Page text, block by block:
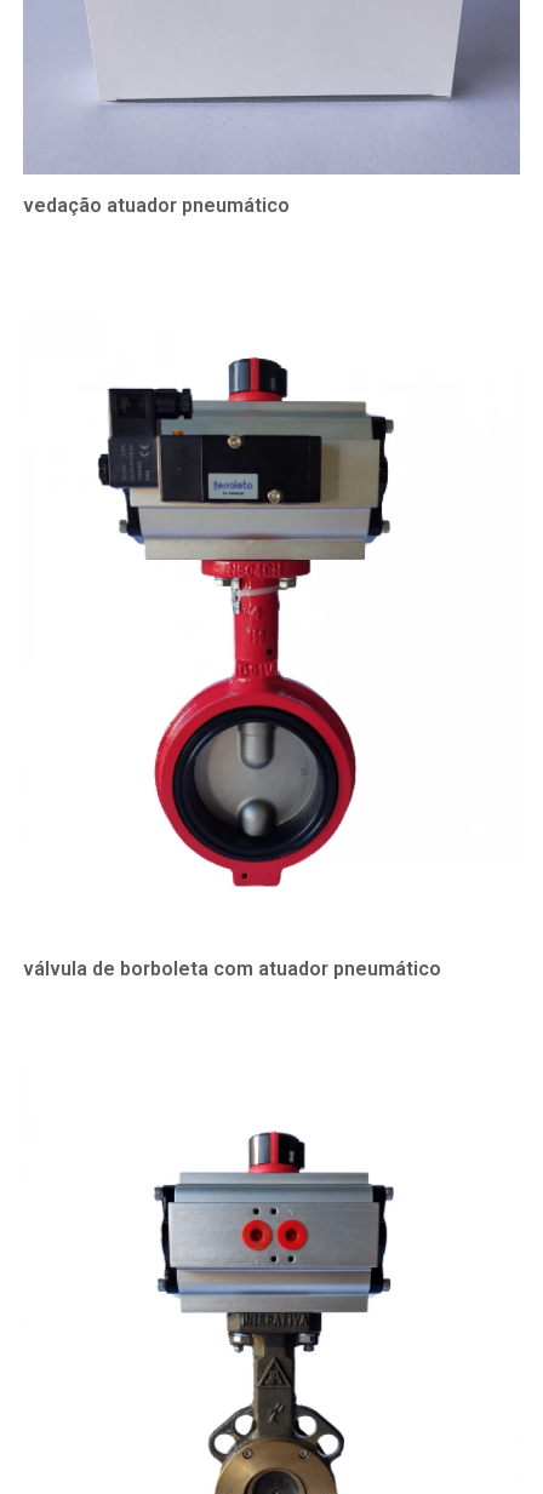
vedação atuador pneumático
válvula de borboleta com atuador pneumático